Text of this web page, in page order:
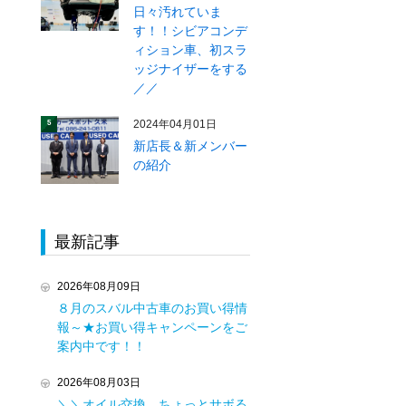
日々汚れていま
す！！シビアコンデ
ィション車、初スラ
ッジナイザーをする
／／
5 2024年04月01日
新店長＆新メンバー
の紹介
最新記事
2026年08月09日
８月のスバル中古車のお買い得情
報～★お買い得キャンペーンをご
案内中です！！
2026年08月03日